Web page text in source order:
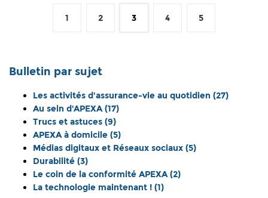
1 2 3 4 5
Bulletin par sujet
Les activités d'assurance-vie au quotidien (27)
Au sein d'APEXA (17)
Trucs et astuces (9)
APEXA à domicile (5)
Médias digitaux et Réseaux sociaux (5)
Durabilité (3)
Le coin de la conformité APEXA (2)
La technologie maintenant ! (1)